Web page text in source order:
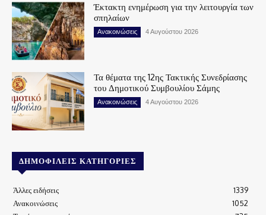
Έκτακτη ενημέρωση για την λειτουργία των
σπηλαίων
Ανακοινώσεις 4 Αυγούστου 2026
Τα θέματα της 12ης Τακτικής Συνεδρίασης
του Δημοτικού Συμβουλίου Σάμης
Ανακοινώσεις 4 Αυγούστου 2026
ΔΗΜΟΦΙΛΕΊΣ ΚΑΤΗΓΟΡΊΕΣ
Άλλες ειδήσεις
1339
Ανακοινώσεις
1052